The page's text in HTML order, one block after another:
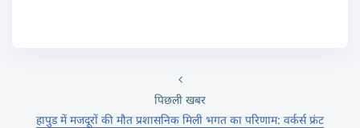
पिछली खबर
हापुड में मजदूरों की मौत प्रशासनिक मिली भगत का परिणाम: वर्कर्स फ्रंट